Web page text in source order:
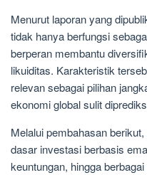
Menurut laporan yang
tidak hanya berfungsi
berperan membantu
likuiditas. Karakteristik
relevan sebagai pilihan
ekonomi global sulit
Melalui pembahasan
dasar investasi berbasis
keuntungan, hingga